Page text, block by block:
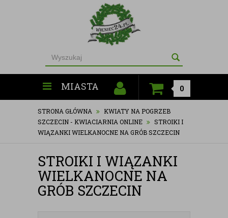
MIASTA 0
STRONA GŁÓWNA
KWIATY NA POGRZEB
SZCZECIN - KWIACIARNIA ONLINE
STROIKI I
WIĄZANKI WIELKANOCNE NA GRÓB SZCZECIN
STROIKI I WIĄZANKI
WIELKANOCNE NA
GRÓB SZCZECIN